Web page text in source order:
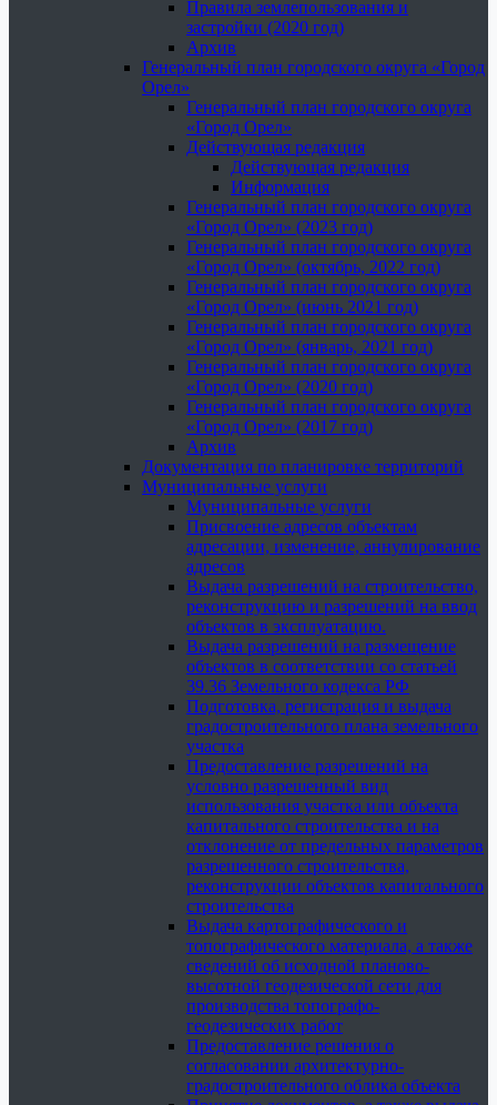
Правила землепользования и
застройки (2020 год)
Архив
Генеральный план городского округа «Город
Орел»
Генеральный план городского округа
«Город Орел»
Действующая редакция
Действующая редакция
Информация
Генеральный план городского округа
«Город Орел» (2023 год)
Генеральный план городского округа
«Город Орел» (октябрь, 2022 год)
Генеральный план городского округа
«Город Орел» (июнь 2021 год)
Генеральный план городского округа
«Город Орел» (январь, 2021 год)
Генеральный план городского округа
«Город Орел» (2020 год)
Генеральный план городского округа
«Город Орел» (2017 год)
Архив
Документация по планировке территорий
Муниципальные услуги
Муниципальные услуги
Присвоение адресов объектам
адресации, изменение, аннулирование
адресов
Выдача разрешений на строительство,
реконструкцию и разрешений на ввод
объектов в эксплуатацию.
Выдача разрешений на размещение
объектов в соответствии со статьей
39.36 Земельного кодекса РФ
Подготовка, регистрация и выдача
градостроительного плана земельного
участка
Предоставление разрешений на
условно разрешенный вид
использования участка или объекта
капитального строительства и на
отклонение от предельных параметров
разрешенного строительства,
реконструкции объектов капитального
строительства
Выдача картографического и
топографического материала, а также
сведений об исходной планово-
высотной геодезической сети для
производства топографо-
геодезических работ
Предоставление решения о
согласовании архитектурно-
градостроительного облика объекта